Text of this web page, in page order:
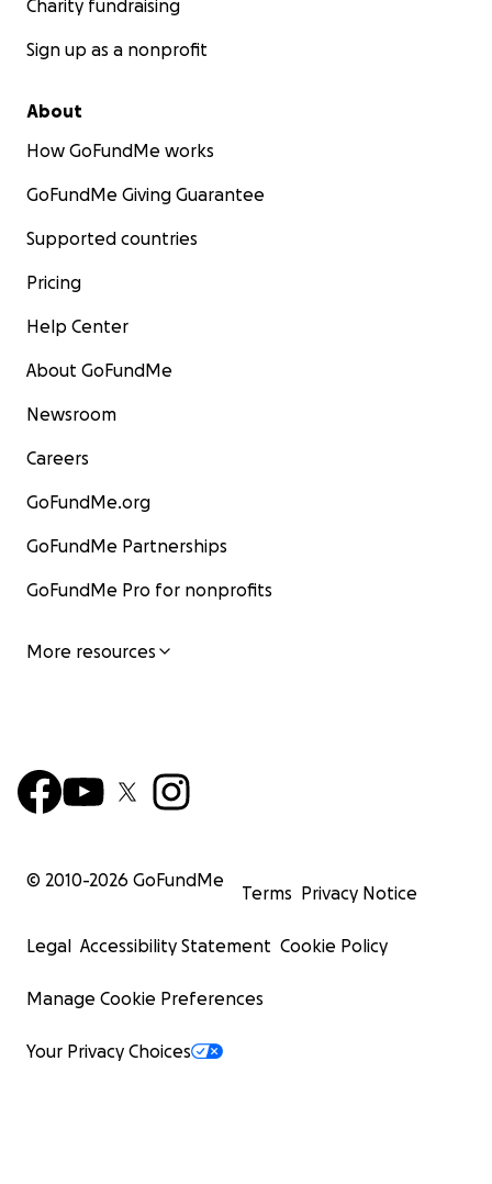
Charity fundraising
Sign up as a nonprofit
About
How GoFundMe works
GoFundMe Giving Guarantee
Supported countries
Pricing
Help Center
About GoFundMe
Newsroom
Careers
GoFundMe.org
GoFundMe Partnerships
GoFundMe Pro for nonprofits
More resources
© 2010-2026 GoFundMe
Terms Privacy Notice
Legal Accessibility Statement Cookie Policy
Manage Cookie Preferences
Your Privacy Choices